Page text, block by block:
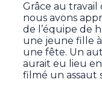
Grâce au travail
nous avons
de l’équipe de
une jeune fille
une fête. Un
aurait eu lieu
filmé un assaut